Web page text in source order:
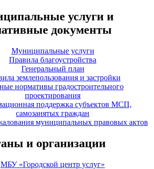
услуги и
документы
Муниципальные услуги
Правила благоустройства
Генеральный план
землепользования и застройки
нормативы градостроительного
проектирования
поддержка субъектов МСП,
самозанятых граждан
муниципальных правовых актов
и организации
МБУ «Городской центр услуг»